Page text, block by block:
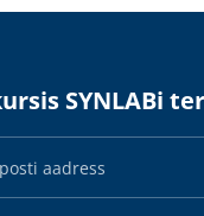
SYNLABi